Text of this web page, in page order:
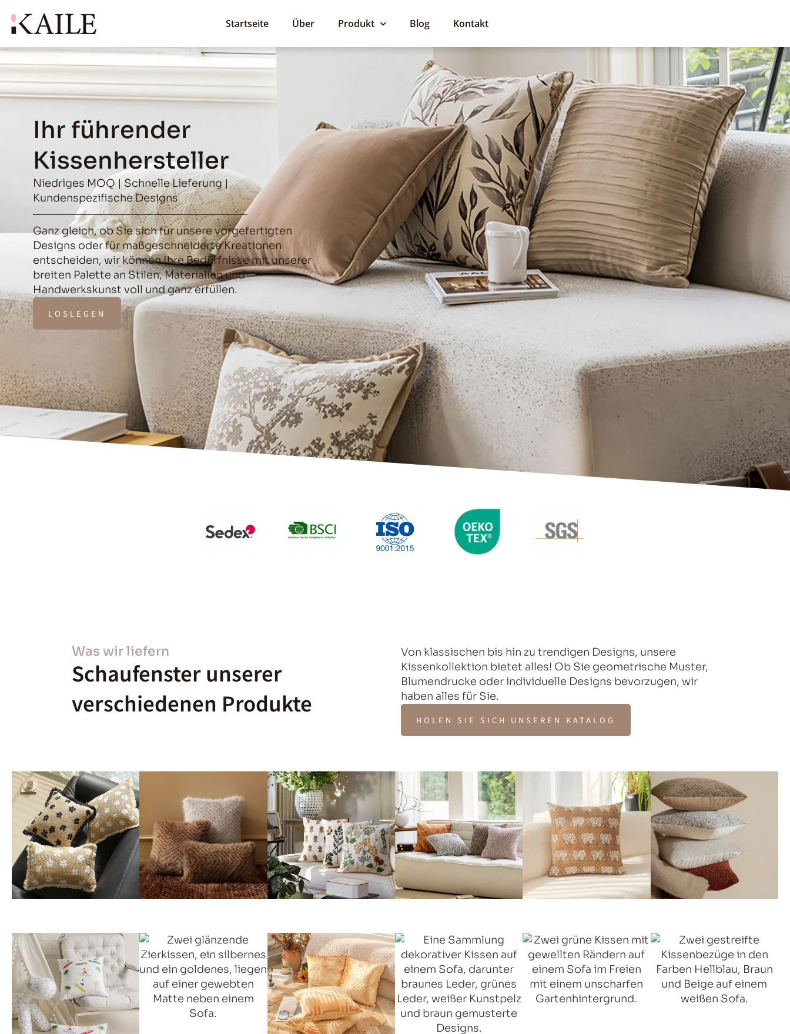
Startseite Über Produkt Blog Kontakt
Ihr führender
Kissenhersteller
Niedriges MOQ | Schnelle Lieferung |
Kundenspezifische Designs
Ganz gleich, ob Sie sich für unsere vorgefertigten
Designs oder für maßgeschneiderte Kreationen
entscheiden, wir können Ihre Bedürfnisse mit unserer
breiten Palette an Stilen, Materialien und
Handwerkskunst voll und ganz erfüllen.
LOSLEGEN
Was wir liefern
Schaufenster unserer
verschiedenen Produkte
Von klassischen bis hin zu trendigen Designs, unsere
Kissenkollektion bietet alles! Ob Sie geometrische Muster,
Blumendrucke oder individuelle Designs bevorzugen, wir
haben alles für Sie.
HOLEN SIE SICH UNSEREN KATALOG